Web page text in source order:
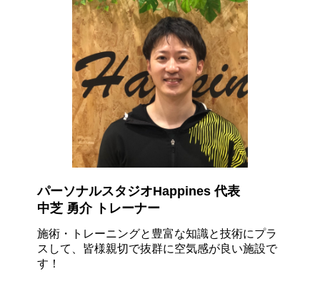
パーソナルスタジオHappines 代表
中芝 勇介 トレーナー
施術・トレーニングと豊富な知識と技術にプラ
スして、皆様親切で抜群に空気感が良い施設で
す！